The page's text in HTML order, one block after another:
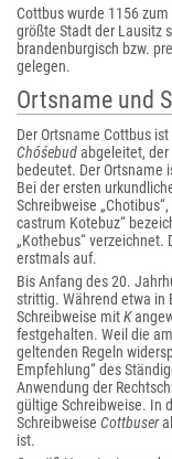
Cottbus wurde 1156
größte Stadt der Lausitz
brandenburgisch bzw.
gelegen.
Ortsname und
Der Ortsname Cottbus
Chóśebudabgeleitet, der
bedeutet. Der Ortsname
Bei der ersten
Schreibweise
castrum Kotebuz“
„Kothebus“ verzeichnet.
erstmals auf.
Bis Anfang des 20.
strittig. Während etwa in
Schreibweise mitK
festgehalten. Weil die
geltenden Regeln
Empfehlung“ des
Anwendung der
gültige Schreibweise. In
Schreibweise Cottbuser
ist.